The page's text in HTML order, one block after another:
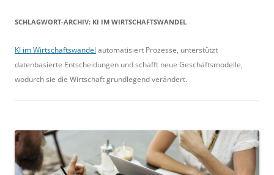
SCHLAGWORT-ARCHIV: KI IM WIRTSCHAFTSWANDEL
KI im Wirtschaftswandel automatisiert Prozesse, unterstützt
datenbasierte Entscheidungen und schafft neue Geschäftsmodelle,
wodurch sie die Wirtschaft grundlegend verändert.